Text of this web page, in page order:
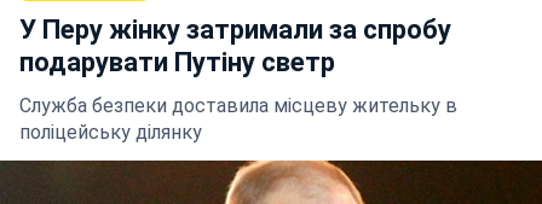
У Перу жінку затримали за спробу
подарувати Путіну светр
Служба безпеки доставила місцеву жительку в
поліцейську ділянку